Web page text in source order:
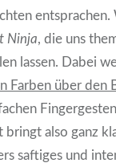
entsprachen.
Ninja, die uns
lassen. Dabei
Farben über den
also ganz
saftiges und